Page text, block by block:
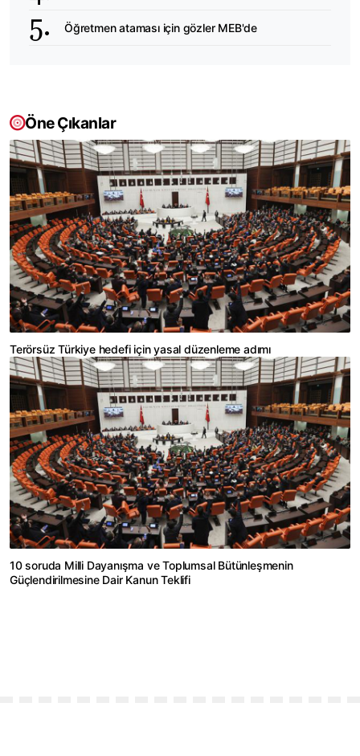
Öğretmen ataması için gözler MEB'de
Öne Çıkanlar
Terörsüz Türkiye hedefi için yasal düzenleme adımı
10 soruda Milli Dayanışma ve Toplumsal Bütünleşmenin
Güçlendirilmesine Dair Kanun Teklifi